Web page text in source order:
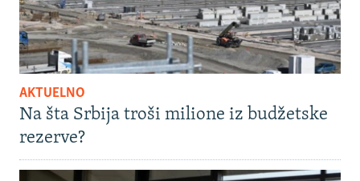
AKTUELNO
Na šta Srbija troši milione iz budžetske
rezerve?